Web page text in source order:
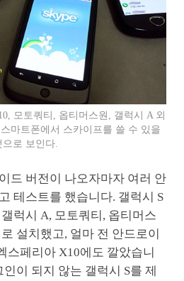
모토쿼티, 옵티머스원, 갤럭시 A 외
마트폰에서 스카이프를 쓸 수 있을
으로 보인다.
드 버전이 나오자마자 여러 안
테스트를 했습니다. 갤럭시 S
럭시 A, 모토쿼티, 옵티머스
설치했고, 얼마 전 안드로이
스페리아 X10에도 깔았습니
이 되지 않는 갤럭시 S를 제